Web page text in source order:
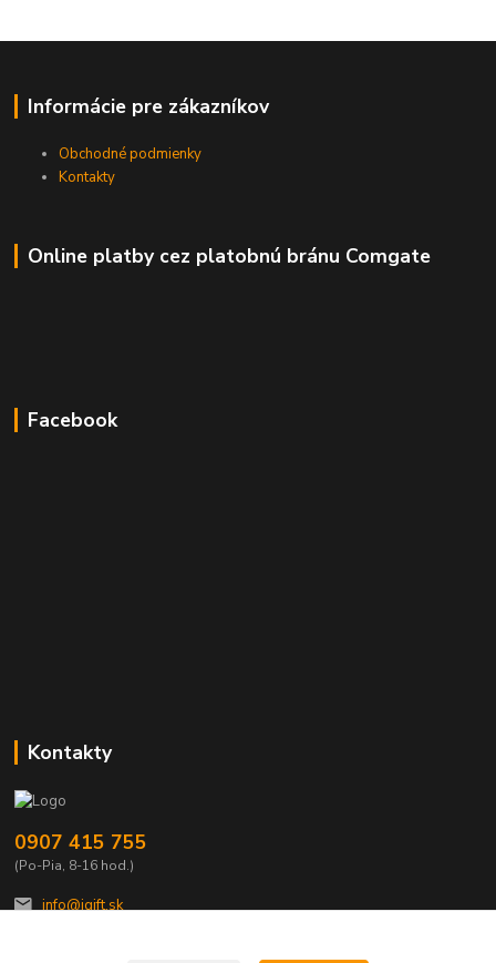
Informácie pre zákazníkov
Obchodné podmienky
Kontakty
Online platby cez platobnú bránu Comgate
Facebook
Kontakty
0907 415 755
(Po-Pia, 8-16 hod.)
info@igift.sk